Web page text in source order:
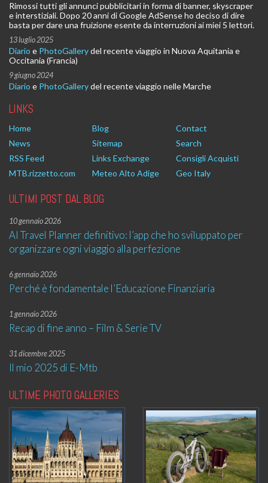
Rimossi tutti gli annunci pubblicitari in forma di banner, skyscraper
e interstiziali. Dopo 20 anni di Google AdSense ho deciso di dire
basta per dare una fruizione esente da interruzioni ai miei 5 lettori.
13 luglio 2025
Diario e PhotoGallerydel recente viaggio in Nuova Aquitania e
Occitania (Francia)
9 giugno 2024
Diario e PhotoGallerydel recente viaggio nelle Marche
LINKS
Home Blog
Contact
News
Sitemap
Search
RSS Feed
Links Exchange
Consigli Acquisti
MTB.rizzetto.com
Meteo Alto Adige Geo Italy
ULTIMI POST DAL BLOG
10 gennaio 2026
AI Travel Planner definitivo: l’app che ho sviluppato per
organizzare ogni viaggio alla perfezione
6 gennaio 2026
Perché è fondamentale l’Educazione Finanziaria
1 gennaio 2026
Recap di fine anno – Film & Serie TV
31 dicembre 2025
Il mio 2025 di E-Mtb
ULTIME PHOTO GALLERIES